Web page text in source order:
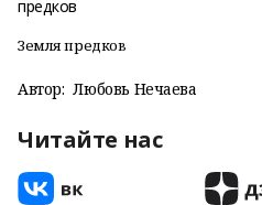
Земля предков
Автор: Любовь Нечаева
Читайте нас